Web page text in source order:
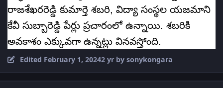
రాజశేఖరరెడ్డి కుమార్తె శబరి, విద్యా సంస్థల యజమాని
కేవీ సుబ్బారెడ్డి పేర్లు ప్రచారంలో ఉన్నాయి. శబరికి
అవకాశం ఎక్కువగా ఉన్నట్లు వినవస్తోంది.
Edited February 1, 20242 yr by sonykongara